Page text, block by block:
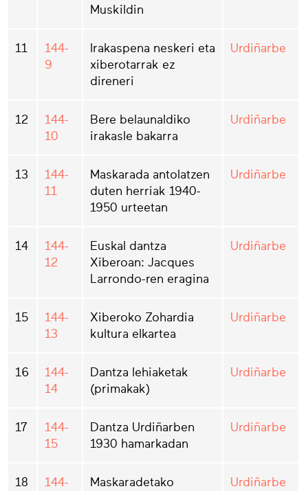
Muskildin
11
144-
9
Irakaspena neskeri eta
xiberotarrak ez
direneri
Urdiñarbe
12
144-
10
Bere belaunaldiko
irakasle bakarra
Urdiñarbe
13
144-
11
Maskarada antolatzen
duten herriak 1940-
1950 urteetan
Urdiñarbe
14
144-
12
Euskal dantza
Xiberoan: Jacques
Larrondo-ren eragina
Urdiñarbe
15
144-
13
Xiberoko Zohardia
kultura elkartea
Urdiñarbe
16
144-
14
Dantza lehiaketak
(primakak)
Urdiñarbe
17
144-
15
Dantza Urdiñarben
1930 hamarkadan
Urdiñarbe
18
144-
Maskaradetako
Urdiñarbe